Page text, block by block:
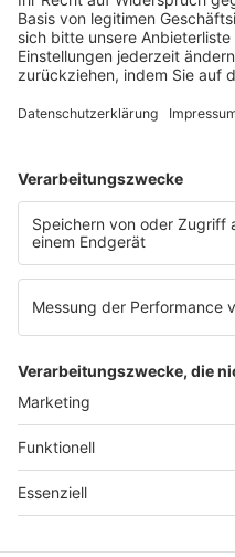
Mainzer Landstr. 251
60326 Frankfurt am Main
E-Mail:info@ruw.de
Web:https://www.ruw.de
AGB
Datenschutzerklärung
Genderhinweis
Cookie-Einstellungen